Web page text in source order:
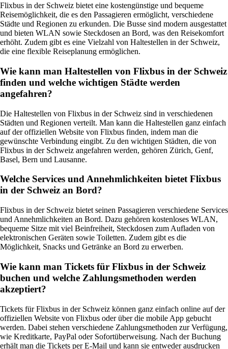
Flixbus in der Schweiz bietet eine kostengünstige und bequeme
Reisemöglichkeit, die es den Passagieren ermöglicht, verschiedene
Städte und Regionen zu erkunden. Die Busse sind modern ausgestattet
und bieten WLAN sowie Steckdosen an Bord, was den Reisekomfort
erhöht. Zudem gibt es eine Vielzahl von Haltestellen in der Schweiz,
die eine flexible Reiseplanung ermöglichen.
Wie kann man Haltestellen von Flixbus in der Schweiz
finden und welche wichtigen Städte werden
angefahren?
Die Haltestellen von Flixbus in der Schweiz sind in verschiedenen
Städten und Regionen verteilt. Man kann die Haltestellen ganz einfach
auf der offiziellen Website von Flixbus finden, indem man die
gewünschte Verbindung eingibt. Zu den wichtigen Städten, die von
Flixbus in der Schweiz angefahren werden, gehören Zürich, Genf,
Basel, Bern und Lausanne.
Welche Services und Annehmlichkeiten bietet Flixbus
in der Schweiz an Bord?
Flixbus in der Schweiz bietet seinen Passagieren verschiedene Services
und Annehmlichkeiten an Bord. Dazu gehören kostenloses WLAN,
bequeme Sitze mit viel Beinfreiheit, Steckdosen zum Aufladen von
elektronischen Geräten sowie Toiletten. Zudem gibt es die
Möglichkeit, Snacks und Getränke an Bord zu erwerben.
Wie kann man Tickets für Flixbus in der Schweiz
buchen und welche Zahlungsmethoden werden
akzeptiert?
Tickets für Flixbus in der Schweiz können ganz einfach online auf der
offiziellen Website von Flixbus oder über die mobile App gebucht
werden. Dabei stehen verschiedene Zahlungsmethoden zur Verfügung,
wie Kreditkarte, PayPal oder Sofortüberweisung. Nach der Buchung
erhält man die Tickets per E-Mail und kann sie entweder ausdrucken